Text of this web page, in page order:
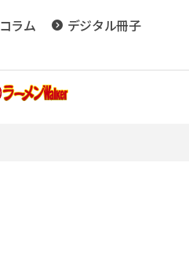
コラム
デジタル冊子